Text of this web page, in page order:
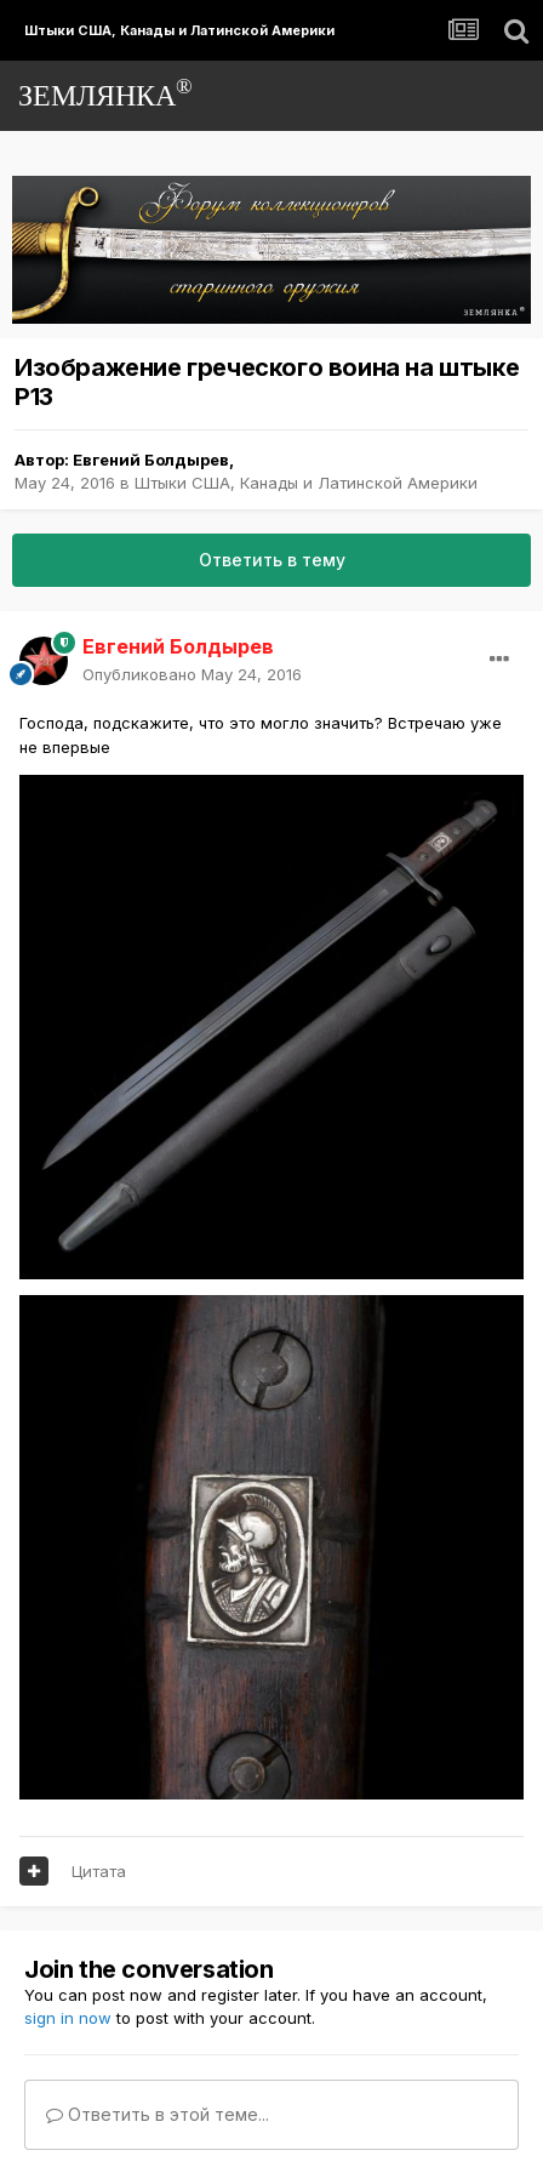
Штыки США, Канады и Латинской Америки
ЗЕМЛЯНКА®
Изображение греческого воина на штыке
Р13
Автор: Евгений Болдырев
May 24, 2016 в Штыки США, Канады и Латинской Америки
Ответить в тему
Евгений Болдырев
Опубликовано May 24, 2016
Господа, подскажите, что это могло значить? Встречаю уже
не впервые
Цитата
Join the conversation
You can post now and register later. If you have an account,
sign in now to post with your account.
Ответить в этой теме...